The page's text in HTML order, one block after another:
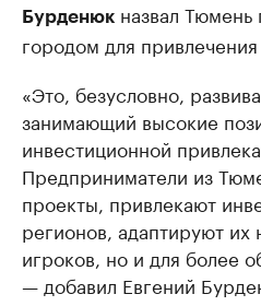
Бурденюк назвал
городом для привлечения
«Это, безусловно,
занимающий высокие
инвестиционной
Предприниматели из
проекты, привлекают
регионов, адаптируют их
игроков, но и для более
— добавил Евгений